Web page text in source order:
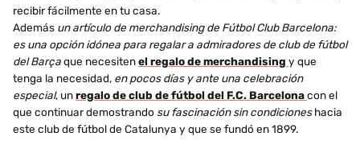
recibir fácilmente en tu casa.
Además un artículo de merchandising de Fútbol Club Barcelona:
es una opción idónea para regalar a admiradores de club de fútbol
del Barçaque necesitenel regalo de merchandising y que
tenga la necesidad, en pocos días y ante una celebración
especial, unregalo de club de fútbol del F.C. Barcelonacon el
que continuar demostrando su fascinación sin condicioneshacia
este club de fútbol de Catalunya y que se fundó en 1899.